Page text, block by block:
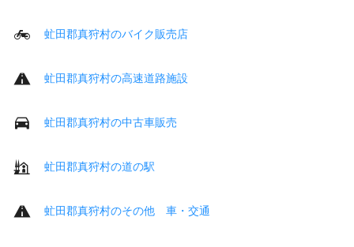
虻田郡真狩村のバイク販売店
虻田郡真狩村の高速道路施設
虻田郡真狩村の中古車販売
虻田郡真狩村の道の駅
虻田郡真狩村のその他 車・交通